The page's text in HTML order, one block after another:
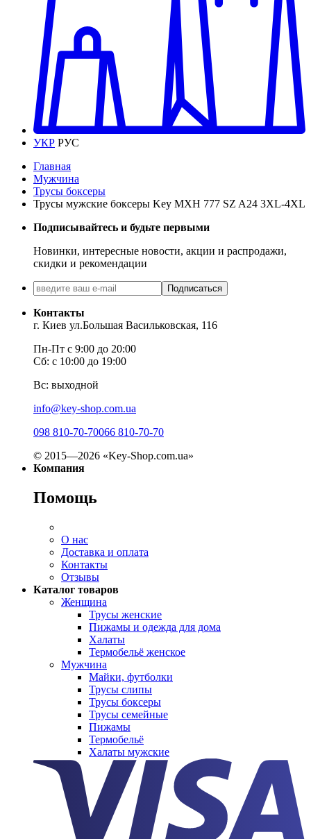
УКР РУС
Главная
Мужчина
Трусы боксеры
Трусы мужские боксеры Key MXH 777 SZ A24 3XL-4XL
Подписывайтесь и будьте первыми
Новинки, интересные новости, акции и распродажи,
скидки и рекомендации
Подписаться
Контакты
г. Киев ул.Большая Васильковская, 116
Пн-Пт с 9:00 до 20:00
Сб: с 10:00 до 19:00
Вс: выходной
info@key-shop.com.ua
098 810-70-70066 810-70-70
© 2015—2026 «Key-Shop.com.ua»
Компания
Помощь
О нас
Доставка и оплата
Контакты
Отзывы
Каталог товаров
Женщина
Трусы женские
Пижамы и одежда для дома
Халаты
Термобельё женское
Мужчина
Майки, футболки
Трусы слипы
Трусы боксеры
Трусы семейные
Пижамы
Термобельё
Халаты мужские